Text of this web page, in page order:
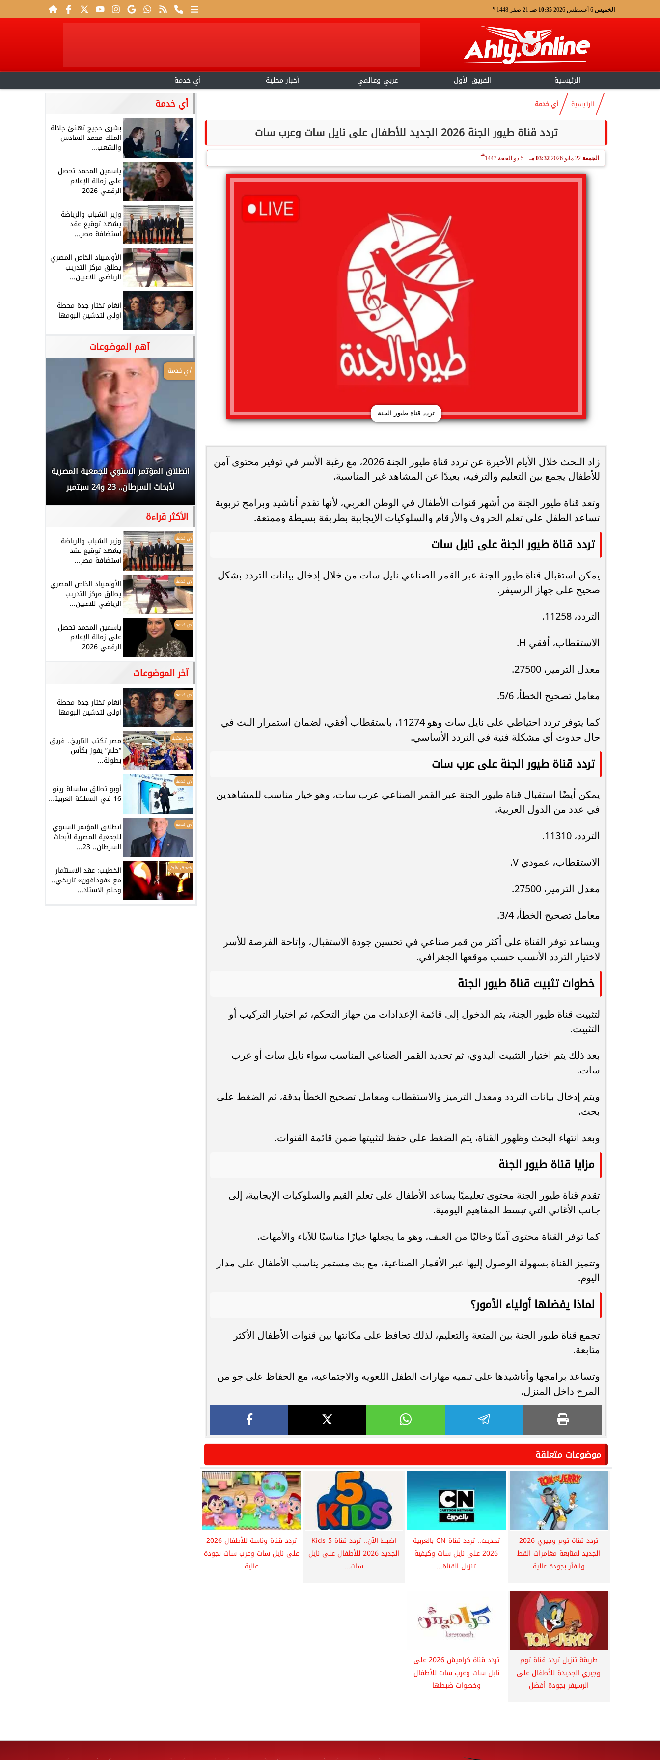
الخميس 10:35 صـ 21 صفر 1448 هـ
الرئيسية الفريق الأول عربي وعالمي أخبار محلية أي خدمة
الرئيسية أي خدمة
تردد قناة طيور الجنة 2026 الجديد للأطفال على نايل سات وعرب سات
الجمعة 22 مايو 2026 03:32 مـ 5 ذو الحجة 1447
هـ
تردد قناة طيور الجنة
زاد البحث خلال الأيام الأخيرة عن تردد قناة طيور الجنة 2026، مع رغبة الأسر في توفير محتوى آمن
للأطفال يجمع بين التعليم والترفيه، بعيدًا عن المشاهد غير المناسبة.
وتعد قناة طيور الجنة من أشهر قنوات الأطفال في الوطن العربي، لأنها تقدم أناشيد وبرامج تربوية
تساعد الطفل على تعلم الحروف والأرقام والسلوكيات الإيجابية بطريقة بسيطة وممتعة.
تردد قناة طيور الجنة على نايل سات
يمكن استقبال قناة طيور الجنة عبر القمر الصناعي نايل سات من خلال إدخال بيانات التردد بشكل
صحيح على جهاز الرسيفر.
التردد، 11258.
الاستقطاب، أفقي H.
معدل الترميز، 27500.
معامل تصحيح الخطأ، 5/6.
كما يتوفر تردد احتياطي على نايل سات وهو 11274، باستقطاب أفقي، لضمان استمرار البث في
حال حدوث أي مشكلة فنية في التردد الأساسي.
تردد قناة طيور الجنة على عرب سات
يمكن أيضًا استقبال قناة طيور الجنة عبر القمر الصناعي عرب سات، وهو خيار مناسب للمشاهدين
في عدد من الدول العربية.
التردد، 11310.
الاستقطاب، عمودي V.
معدل الترميز، 27500.
معامل تصحيح الخطأ، 3/4.
ويساعد توفر القناة على أكثر من قمر صناعي في تحسين جودة الاستقبال، وإتاحة الفرصة للأسر
لاختيار التردد الأنسب حسب موقعها الجغرافي.
خطوات تثبيت قناة طيور الجنة
لتثبيت قناة طيور الجنة، يتم الدخول إلى قائمة الإعدادات من جهاز التحكم، ثم اختيار التركيب أو
التثبيت.
بعد ذلك يتم اختيار التثبيت اليدوي، ثم تحديد القمر الصناعي المناسب سواء نايل سات أو عرب
سات.
ويتم إدخال بيانات التردد ومعدل الترميز والاستقطاب ومعامل تصحيح الخطأ بدقة، ثم الضغط على
بحث.
وبعد انتهاء البحث وظهور القناة، يتم الضغط على حفظ لتثبيتها ضمن قائمة القنوات.
مزايا قناة طيور الجنة
تقدم قناة طيور الجنة محتوى تعليميًا يساعد الأطفال على تعلم القيم والسلوكيات الإيجابية، إلى
جانب الأغاني التي تبسط المفاهيم اليومية.
كما توفر القناة محتوى آمنًا وخاليًا من العنف، وهو ما يجعلها خيارًا مناسبًا للآباء والأمهات.
وتتميز القناة بسهولة الوصول إليها عبر الأقمار الصناعية، مع بث مستمر يناسب الأطفال على مدار
اليوم.
لماذا يفضلها أولياء الأمور؟
تجمع قناة طيور الجنة بين المتعة والتعليم، لذلك تحافظ على مكانتها بين قنوات الأطفال الأكثر
متابعة.
وتساعد برامجها وأناشيدها على تنمية مهارات الطفل اللغوية والاجتماعية، مع الحفاظ على جو من
المرح داخل المنزل.
موضوعات متعلقة
تردد قناة توم وجيري 2026
الجديد لمتابعة مغامرات القط
والفأر بجودة عالية
تحديث.. تردد قناة CN بالعربية
2026 على نايل سات وكيفية
تنزيل القناة...
اضبط الآن.. تردد قناة 5 Kids
الجديد 2026 للأطفال على نايل
سات...
تردد قناة وناسة للأطفال 2026
على نايل سات وعرب سات بجودة
عالية
طريقة تنزيل تردد قناة توم
وجيري الجديدة للأطفال على
الرسيفر بجودة أفضل
تردد قناة كراميش 2026 على
نايل سات وعرب سات للأطفال
وخطوات ضبطها
أي خدمة
بشرى حجيج تهنئ جلالة
الملك محمد السادس
والشعب...
ياسمين المحمد تحصل
على زمالة الإعلام
الرقمي 2026
وزير الشباب والرياضة
يشهد توقيع عقد
استضافة مصر...
الأولمبياد الخاص المصري
يطلق مركز التدريب
الرياضي للاعبين...
انغام تختار جدة محطة
اولى لتدشين البومها
آهم الموضوعات
انغام تختار جدة محطة اولى لتدشين
مصر تكتب التاريخ.. فريق “حلم” يفوز بكأس
بطولة Genuine Cup العالمية لكرة...
أوبو تطلق سلسلة رينو 16 في المملكة
أي خدمة
انطلاق المؤتمر السنوي للجمعية المصرية
لأبحاث السرطان.. 23 و24 سبتمبر
الأكثر قراءة
أي خدمة وزير الشباب والرياضة
يشهد توقيع عقد
استضافة مصر...
أي خدمة الأولمبياد الخاص المصري
يطلق مركز التدريب
الرياضي للاعبين...
أي خدمة ياسمين المحمد تحصل
على زمالة الإعلام
الرقمي 2026
آخر الموضوعات
أي خدمة
انغام تختار جدة محطة
اولى لتدشين البومها
أخبار محلية مصر تكتب التاريخ.. فريق
“حلم” يفوز بكأس
بطولة...
أي خدمة
أوبو تطلق سلسلة رينو
16 في المملكة العربية...
أي خدمة انطلاق المؤتمر السنوي
للجمعية المصرية لأبحاث
السرطان.. 23...
الفريق الأول الخطيب: عقد الاستثمار
مع «فودافون» تاريخي..
وحلم الاستاد...